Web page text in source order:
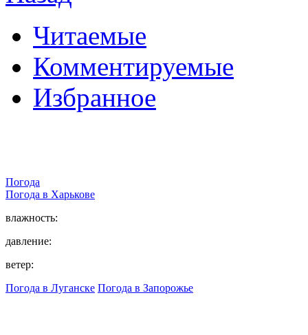
Читаемые
Комментируемые
Избранное
Погода
Погода в Харькове
влажность:
давление:
ветер:
Погода в Луганске Погода в Запорожье